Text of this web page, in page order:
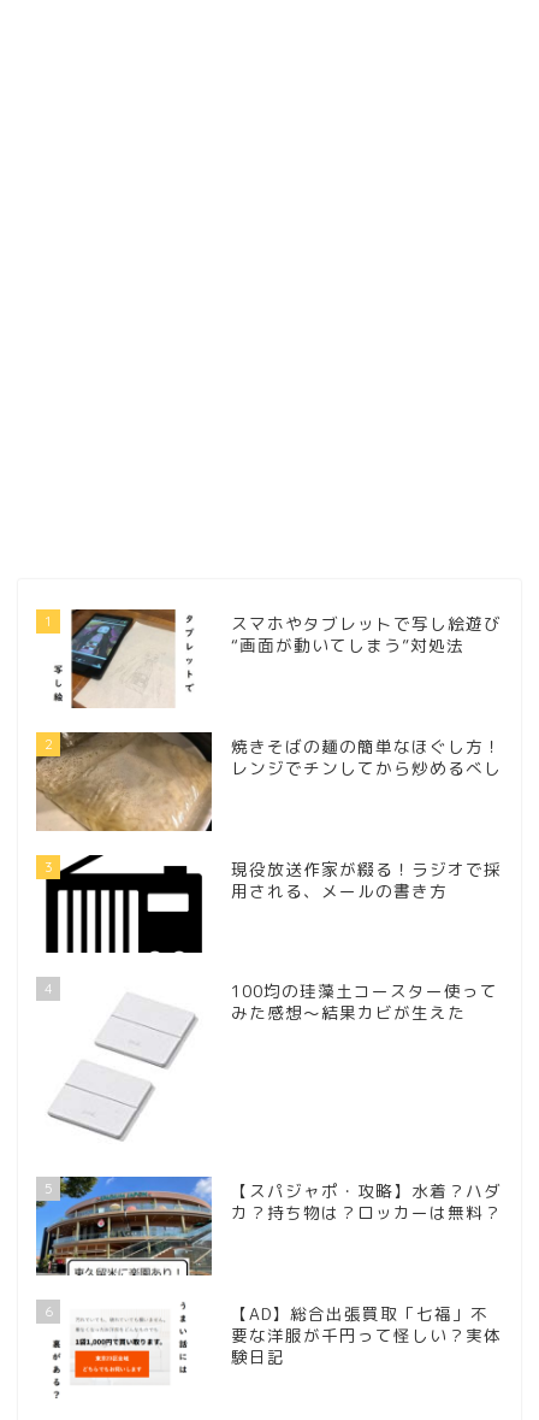
1
スマホやタブレットで写し絵遊び
“画面が動いてしまう”対処法
2
焼きそばの麺の簡単なほぐし方！
レンジでチンしてから炒めるべし
3
現役放送作家が綴る！ラジオで採
用される、メールの書き方
4
100均の珪藻土コースター使って
みた感想～結果カビが生えた
5
【スパジャポ・攻略】水着？ハダ
カ？持ち物は？ロッカーは無料？
6
【AD】総合出張買取「七福」不
要な洋服が千円って怪しい？実体
験日記